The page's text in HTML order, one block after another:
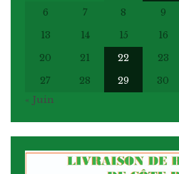
6
7 8 9
13
14 15 16
20
21 22 23
27
28 29 30
« Juin